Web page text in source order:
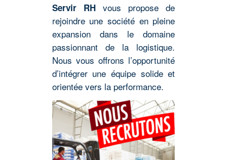
Servir RHvous propose de
rejoindre une société en pleine
expansion dans le domaine
passionnant de la logistique.
Nous vous offrons l’opportunité
d’intégrer une équipe solide et
orientée vers la performance.